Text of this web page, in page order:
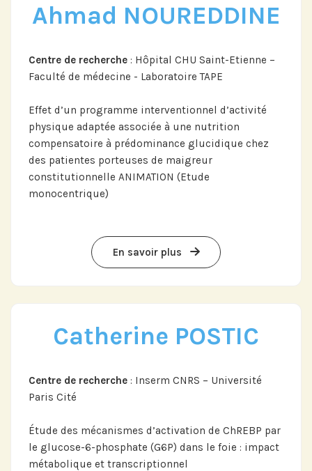
Ahmad NOUREDDINE
Centre de recherche : Hôpital CHU Saint-Etienne –
Faculté de médecine - Laboratoire TAPE
Effet d’un programme interventionnel d’activité
physique adaptée associée à une nutrition
compensatoire à prédominance glucidique chez
des patientes porteuses de maigreur
constitutionnelle ANIMATION (Etude
monocentrique)
En savoir plus
Catherine POSTIC
Centre de recherche : Inserm CNRS – Université
Paris Cité
Étude des mécanismes d’activation de ChREBP par
le glucose-6-phosphate (G6P) dans le foie : impact
métabolique et transcriptionnel
Abonnez-vous à notre compte
LinkedIn pour suivre nos actualités,
événements et les avancées de
l'Institut.
mail, recevez nos newsletters en
fonction de vos centres d'intérêt :
Journée annuelle
Prix Projets de Recherche